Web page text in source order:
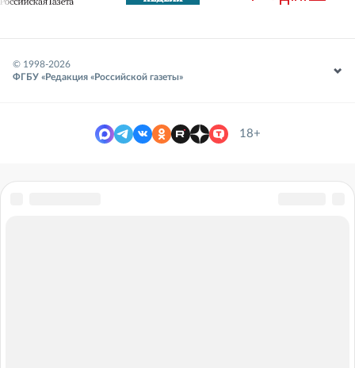
© 1998-2026
ФГБУ «Редакция «Российской газеты»
18+